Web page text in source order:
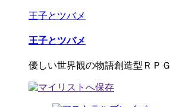
王子とツバメ
王子とツバメ
優しい世界観の物語創造型ＲＰＧ